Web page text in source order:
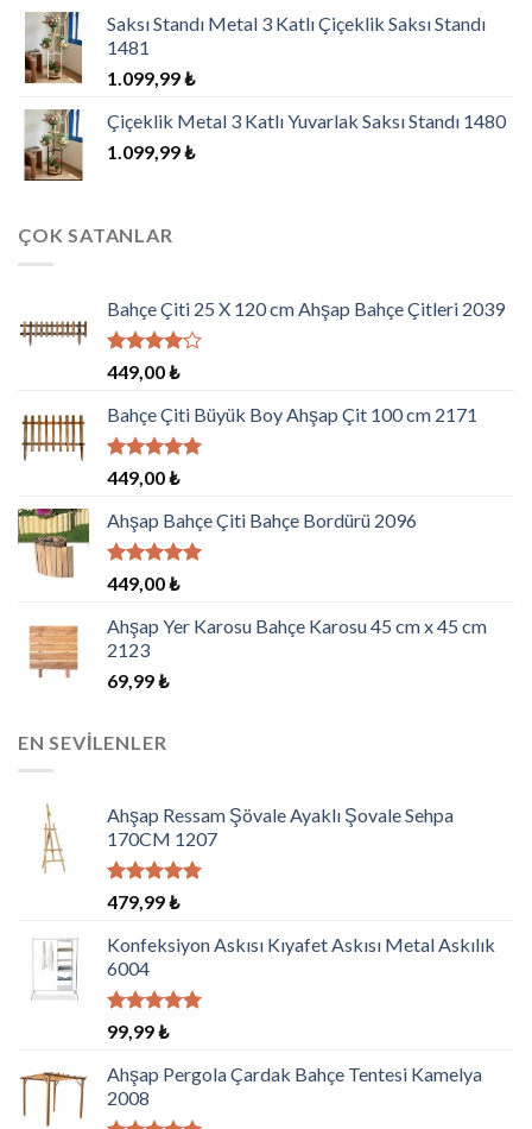
Saksı Standı Metal 3 Katlı Çiçeklik Saksı Standı
1481
1.099,99₺
Çiçeklik Metal 3 Katlı Yuvarlak Saksı Standı 1480
1.099,99₺
ÇOK SATANLAR
Bahçe Çiti 25 X 120 cm Ahşap Bahçe Çitleri 2039
5
üzerinden
4.00
oy
aldı
449,00₺
Bahçe Çiti Büyük Boy Ahşap Çit 100 cm 2171
5 üzerinden
5.00oy
aldı
449,00₺
Ahşap Bahçe Çiti Bahçe Bordürü 2096
5 üzerinden
5.00oy
aldı
449,00₺
Ahşap Yer Karosu Bahçe Karosu 45 cm x 45 cm
2123
69,99₺
EN SEVILENLER
Ahşap Ressam Şövale Ayaklı Şovale Sehpa
170CM 1207
5 üzerinden
5.00oy
aldı
479,99₺
Konfeksiyon Askısı Kıyafet Askısı Metal Askılık
6004
5 üzerinden
5.00
aldı
99,99₺
Ahşap Pergola Çardak Bahçe Tentesi Kamelya
2008